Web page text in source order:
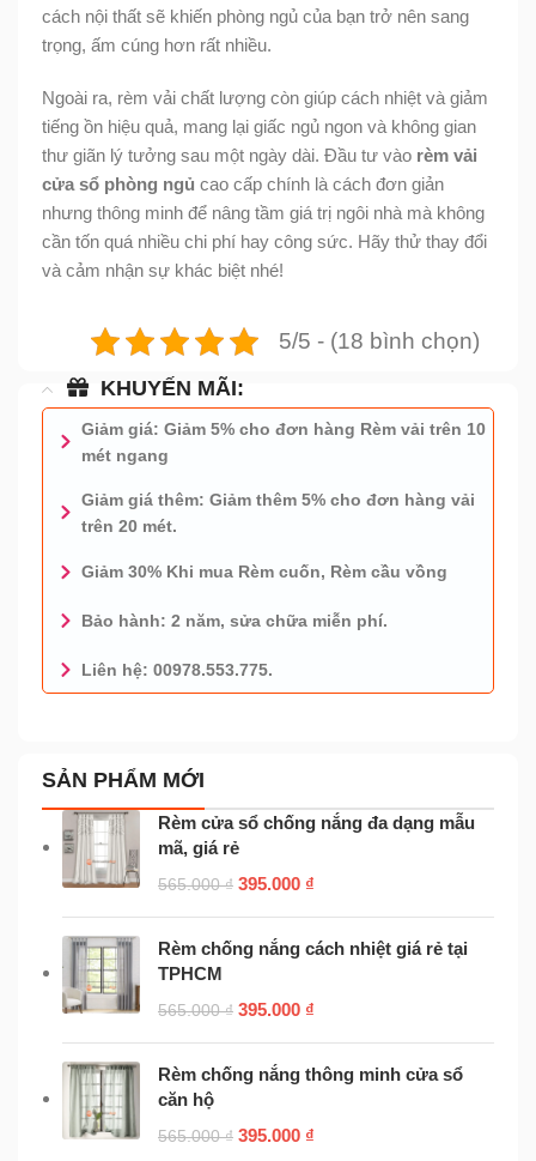
cách nội thất sẽ khiến phòng ngủ của bạn trở nên sang
trọng, ấm cúng hơn rất nhiều.
Ngoài ra, rèm vải chất lượng còn giúp cách nhiệt và giảm
tiếng ồn hiệu quả, mang lại giấc ngủ ngon và không gian
thư giãn lý tưởng sau một ngày dài. Đầu tư vào rèm vải
cửa sổ phòng ngủ cao cấp chính là cách đơn giản
nhưng thông minh để nâng tầm giá trị ngôi nhà mà không
cần tốn quá nhiều chi phí hay công sức. Hãy thử thay đổi
và cảm nhận sự khác biệt nhé!
5/5 - (18 bình chọn)
KHUYẾN MÃI:
Giảm giá: Giảm 5% cho đơn hàng Rèm vải trên 10
mét ngang
Giảm giá thêm: Giảm thêm 5% cho đơn hàng vải
trên 20 mét.
Giảm 30% Khi mua Rèm cuốn, Rèm cầu vồng
Bảo hành: 2 năm, sửa chữa miễn phí.
Liên hệ: 00978.553.775.
0978.553.775 - TƯ VẤN MIỄN PHÍ
SẢN PHẨM MỚI
Rèm cửa sổ chống nắng đa dạng mẫu
mã, giá rẻ
565.000₫ 395.000 ₫
Rèm chống nắng cách nhiệt giá rẻ tại
TPHCM
565.000₫ 395.000 ₫
Rèm chống nắng thông minh cửa sổ
căn hộ
565.000₫ 395.000 ₫